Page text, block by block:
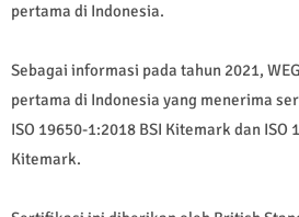
pertama di Indonesia.
Sebagai informasi pada tahun 2021,
pertama di Indonesia yang menerima
ISO 19650-1:2018 BSI Kitemark dan ISO
Kitemark.